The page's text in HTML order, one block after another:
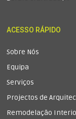
ACESSO RÁPIDO
Sobre Nós
Equipa
Serviços
Projectos de
Remodelação